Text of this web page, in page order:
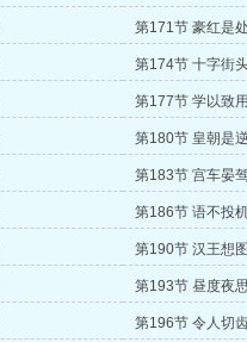
第171节 豪红是
第174节 十字街
第177节 学以致
第180节 皇朝是
第183节 宫车晏
第186节 语不投
第190节 汉王想
第193节 昼度夜
第196节 令人切